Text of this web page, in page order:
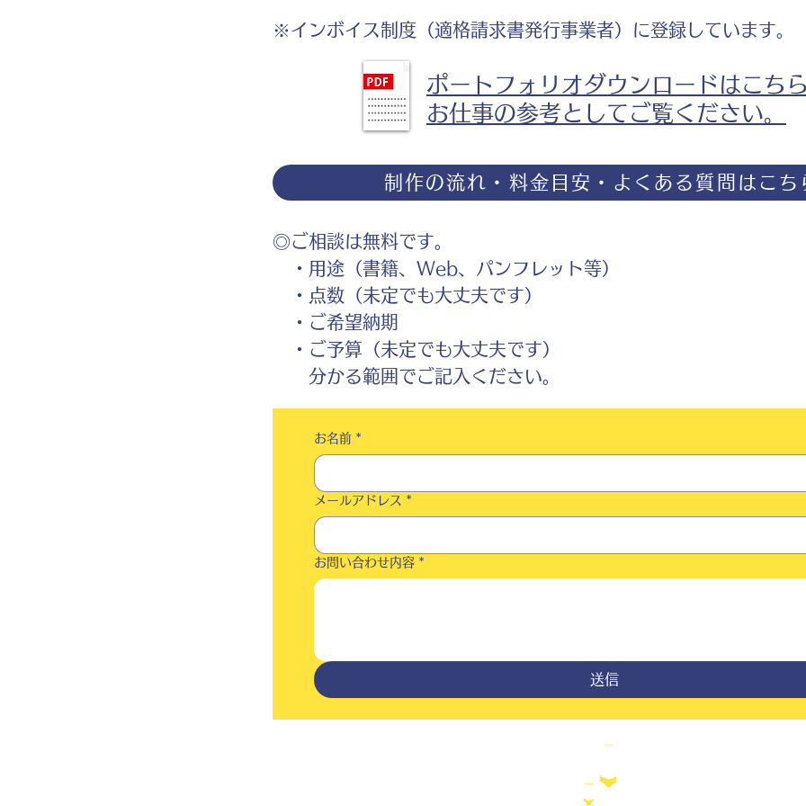
※インボイス制度（適格請求書発行事業者）に登録しています。
ポートフォリオダウンロードはこち
お仕事の参考としてご覧ください。
制作の流れ・料金目安・よくある質問はこち
◎ご相談は無料です。
・用途（書籍、Web、パンフレット等）
・点数（未定でも大丈夫です）
・ご希望納期
・ご予算（未定でも大丈夫です）
分かる範囲でご記入ください。
お名前 *
メールアドレス *
お問い合わせ内容 *
送信